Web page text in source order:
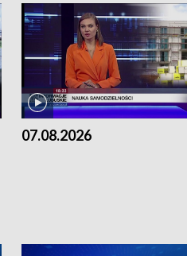
07.08.2026